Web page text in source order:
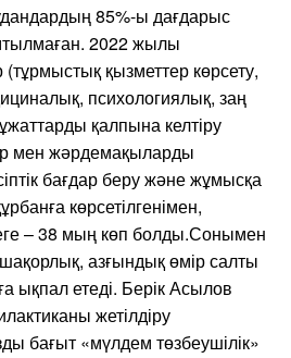
85%-ы дағдарыс
2022 жылы
(тұрмыстық қызметтер көрсету,
психологиялық, заң
қалпына келтіру
мен жәрдемақыларды
бағдар беру және жұмысқа
көрсетілгенімен,
– 38 мың көп болды.Сонымен
азғындық өмір салты
ықпал етеді. Берік Асылов
жетілдіру
бағыт «мүлдем төзбеушілік»